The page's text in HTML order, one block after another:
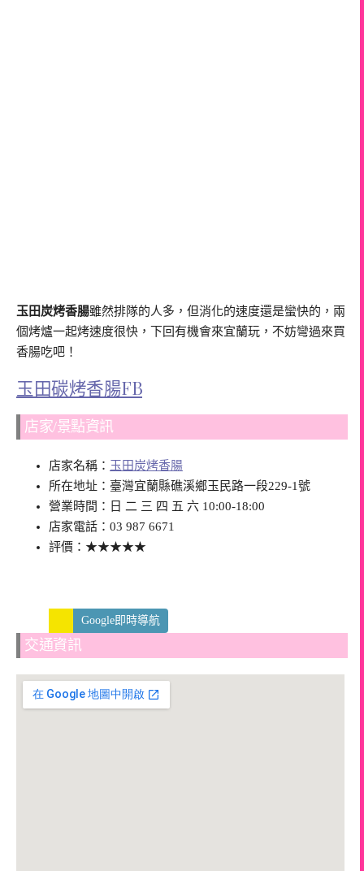
玉田炭烤香腸雖然排隊的人多，但消化的速度還是蠻快的，兩
個烤爐一起烤速度很快，下回有機會來宜蘭玩，不妨彎過來買
香腸吃吧！
玉田碳烤香腸FB
店家/景點資訊
店家名稱： 玉田炭烤香腸
所在地址：臺灣宜蘭縣礁溪鄉玉民路一段229-1號
營業時間：日 二 三 四 五 六 10:00-18:00
店家電話：03 987 6671
評價：★★★★★
Google即時導航
交通資訊